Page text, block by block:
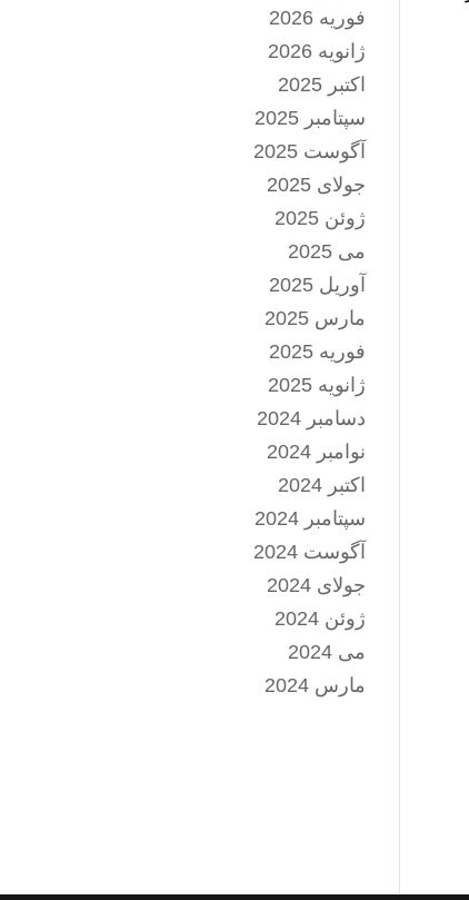
فوریه 2026
ژانویه 2026
اکتبر 2025
سپتامبر 2025
آگوست 2025
جولای 2025
ژوئن 2025
می 2025
آوریل 2025
مارس 2025
فوریه 2025
ژانویه 2025
دسامبر 2024
نوامبر 2024
اکتبر 2024
سپتامبر 2024
آگوست 2024
جولای 2024
ژوئن 2024
می 2024
مارس 2024